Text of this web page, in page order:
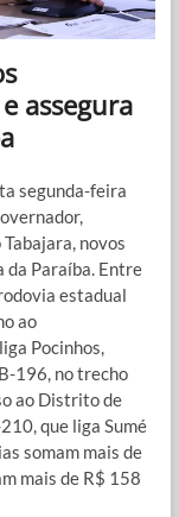
assegura
segunda-feira
novos
Paraíba. Entre
estadual
ao
Pocinhos,
196, no trecho
ao Distrito de
que liga Sumé
somam mais de
mais de R$ 158